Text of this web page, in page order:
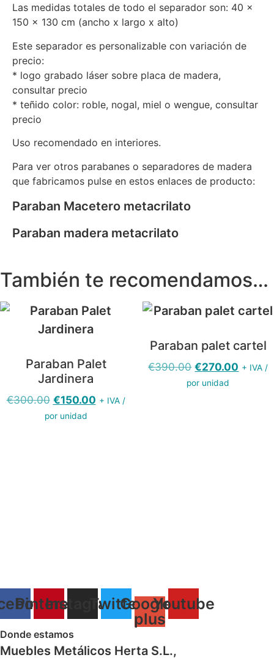
Las medidas totales de todo el separador son: 40 x
150 x 130 cm (ancho x largo x alto)
Este separador es personalizable con variación de
precio:
* logo grabado láser sobre placa de madera,
consultar precio
* teñido color: roble, nogal, miel o wengue, consultar
precio
Uso recomendado en interiores.
Para ver otros parabanes o separadores de madera
que fabricamos pulse en estos enlaces de producto:
Paraban Macetero metacrilato
Paraban madera metacrilato
También te recomendamos…
Paraban Palet
Jardinera
€300.00 El
precio
€150.00El+ IVA /
por unidad
Paraban palet cartel
€390.00 El
precio
€270.00 El
+ IVA /
por unidad
PinterestInstagramTwitterGoogle-
plus
Youtube
Donde estamos
Muebles Metálicos Herta S.L.,